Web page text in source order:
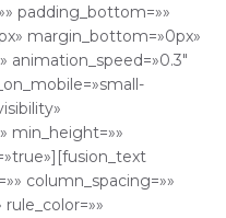
padding_bottom=»»
margin_bottom=»0px»
animation_speed=»0.3″
min_height=»»
column_spacing=»»